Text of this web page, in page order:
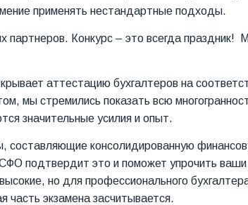
применять нестандартные подходы.
Конкурс – это всегда праздник!
аттестацию бухгалтеров на
мы стремились показать всю
значительные усилия и опыт.
составляющие консолидированную
подтвердит это и поможет упрочить
но для профессионального
экзамена заcчитывается.